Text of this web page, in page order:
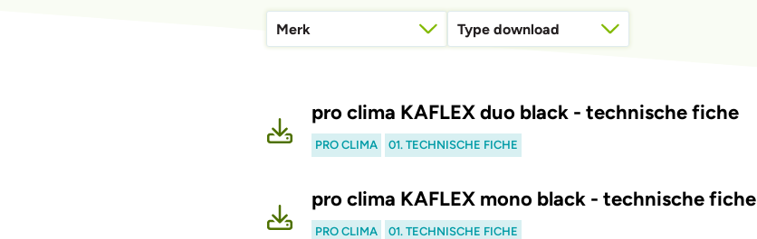
Merk Type download
pro clima KAFLEX duo black - technische fiche
PRO CLIMA 01. TECHNISCHE FICHE
pro clima KAFLEX mono black - technische fiche
PRO CLIMA 01. TECHNISCHE FICHE